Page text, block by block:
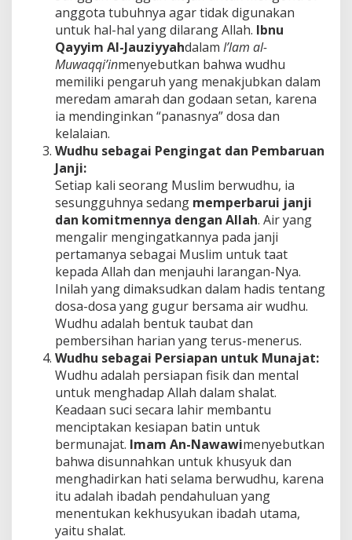
anggota tubuhnya agar tidak digunakan
untuk hal-hal yang dilarang Allah. Ibnu
Qayyim Al-Jauziyyahdalam I’lam al-
Muwaqqi’inmenyebutkan bahwa wudhu
memiliki pengaruh yang menakjubkan dalam
meredam amarah dan godaan setan, karena
ia mendinginkan “panasnya” dosa dan
kelalaian.
Wudhu sebagai Pengingat dan Pembaruan
Janji:
Setiap kali seorang Muslim berwudhu, ia
sesungguhnya sedang memperbarui janji
dan komitmennya dengan Allah. Air yang
mengalir mengingatkannya pada janji
pertamanya sebagai Muslim untuk taat
kepada Allah dan menjauhi larangan-Nya.
Inilah yang dimaksudkan dalam hadis tentang
dosa-dosa yang gugur bersama air wudhu.
Wudhu adalah bentuk taubat dan
pembersihan harian yang terus-menerus.
Wudhu sebagai Persiapan untuk Munajat:
Wudhu adalah persiapan fisik dan mental
untuk menghadap Allah dalam shalat.
Keadaan suci secara lahir membantu
menciptakan kesiapan batin untuk
bermunajat. Imam An-Nawawimenyebutkan
bahwa disunnahkan untuk khusyuk dan
menghadirkan hati selama berwudhu, karena
itu adalah ibadah pendahuluan yang
menentukan kekhusyukan ibadah utama,
yaitu shalat.